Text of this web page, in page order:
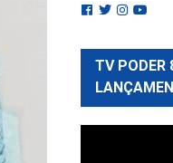
TV PODER